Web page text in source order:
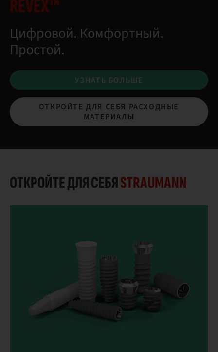
REVEX™
Цифровой. Комфортный.
Простой.
УЗНАТЬ БОЛЬШЕ
ОТКРОЙТЕ ДЛЯ СЕБЯ РАСХОДНЫЕ
МАТЕРИАЛЫ
ОТКРОЙТЕ ДЛЯ СЕБЯSTRAUMANN